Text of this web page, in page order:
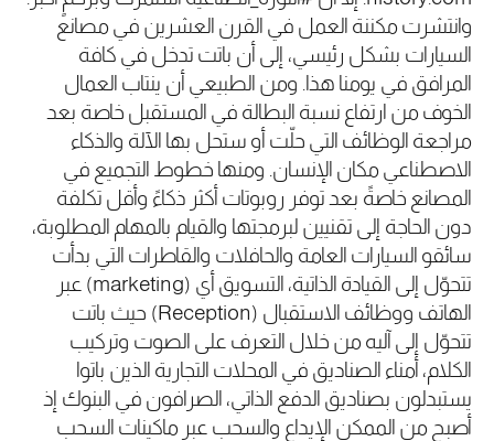
وانتشرت مكننة العمل في القرن العشرين في مصانع
السيارات بشكل رئيسي، إلى أن باتت تدخل في كافة
المرافق في يومنا هذا. ومن الطبيعي أن ينتاب العمال
الخوف من ارتفاع نسبة البطالة في المستقبل خاصة بعد
مراجعة الوظائف التي حلّت أو ستحل بها الآلة والذكاء
الاصطناعي مكان الإنسان. ومنها خطوط التجميع في
المصانع خاصةً بعد توفر روبوتات أكثر ذكاءً وأقل تكلفة
دون الحاجة إلى تقنيين لبرمجتها والقيام بالمهام المطلوبة،
سائقو السيارات العامة والحافلات والقاطرات التي بدأت
تتحوّل إلى القيادة الذاتية، التسويق أي (marketing) عبر
الهاتف ووظائف الاستقبال (Reception) حيث باتت
تتحوّل إلى آليه من خلال التعرف على الصوت وتركيب
الكلام، أمناء الصناديق في المحلات التجارية الذين باتوا
يستبدلون بصناديق الدفع الذاتي، الصرافون في البنوك إذ
أصبح من الممكن الإيداع والسحب عبر ماكينات السحب